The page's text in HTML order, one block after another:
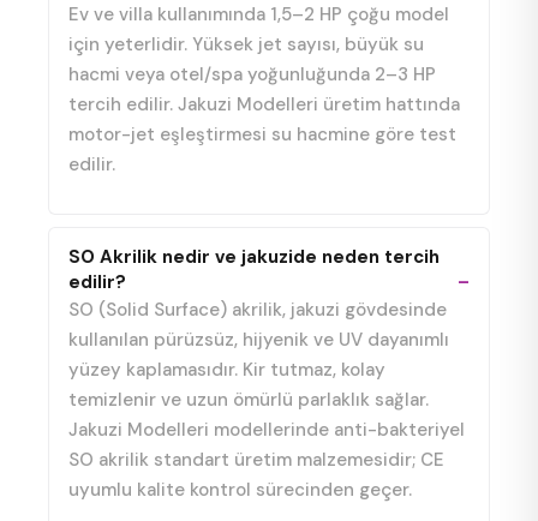
Ev ve villa kullanımında 1,5–2 HP çoğu model
için yeterlidir. Yüksek jet sayısı, büyük su
hacmi veya otel/spa yoğunluğunda 2–3 HP
tercih edilir. Jakuzi Modelleri üretim hattında
motor-jet eşleştirmesi su hacmine göre test
edilir.
SO Akrilik nedir ve jakuzide neden tercih
edilir?
SO (Solid Surface) akrilik, jakuzi gövdesinde
kullanılan pürüzsüz, hijyenik ve UV dayanımlı
yüzey kaplamasıdır. Kir tutmaz, kolay
temizlenir ve uzun ömürlü parlaklık sağlar.
Jakuzi Modelleri modellerinde anti-bakteriyel
SO akrilik standart üretim malzemesidir; CE
uyumlu kalite kontrol sürecinden geçer.